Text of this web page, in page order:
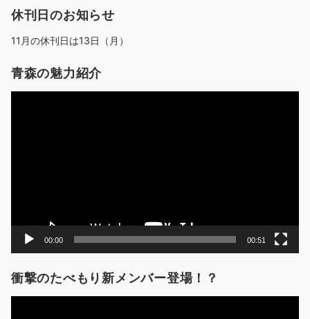
休刊日のお知らせ
11月の休刊日は13日（月）
青森の魅力紹介
00:00 00:51
衝撃のたべもり新メンバー登場！？